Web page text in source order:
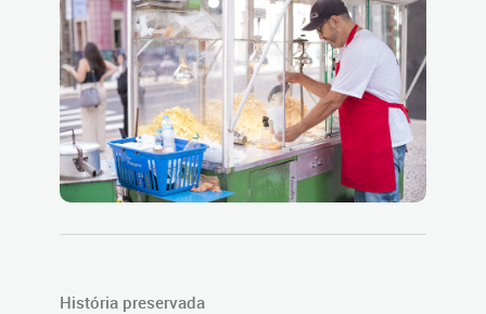
História preservada